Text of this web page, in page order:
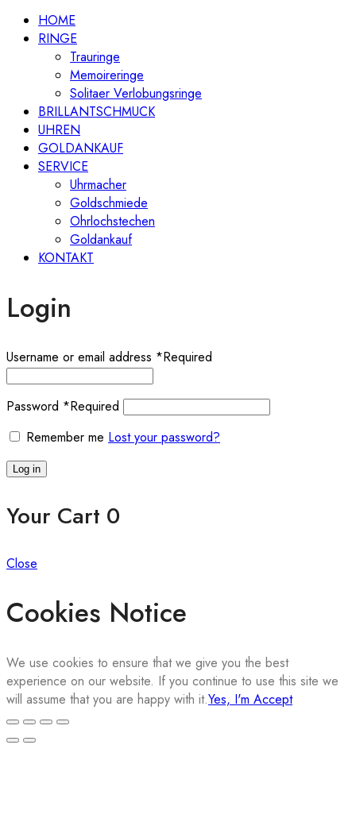
HOME
RINGE
Trauringe
Memoireringe
Solitaer Verlobungsringe
BRILLANTSCHMUCK
UHREN
GOLDANKAUF
SERVICE
Uhrmacher
Goldschmiede
Ohrlochstechen
Goldankauf
KONTAKT
Login
Username or email address *Required
Password *Required
Remember me Lost your password?
Log in
Your Cart 0
Close
Cookies Notice
We use cookies to ensure that we give you the best
experience on our website. If you continue to use this site we
will assume that you are happy with it.Yes, I'm Accept